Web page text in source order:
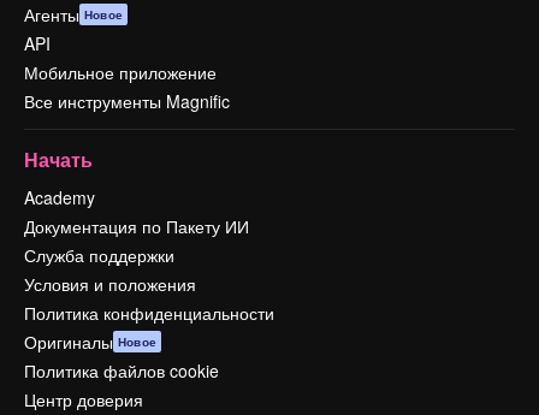
Агенты Новое
API
Мобильное приложение
Все инструменты Magnific
Начать
Academy
Документация по Пакету ИИ
Служба поддержки
Условия и положения
Политика конфиденциальности
Оригиналы Новое
Политика файлов cookie
Центр доверия